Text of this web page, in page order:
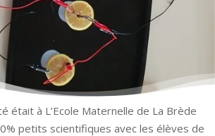
était à L’Ecole Maternelle de La Brède
petits scientifiques avec les élèves de